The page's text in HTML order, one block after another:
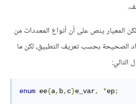
المعيار ينص على أن أنواع المعددات من
الصحيحة بحسب تعريف التطبيق، لكن ما
التالي:
enum ee{a, b, c}e_var, *ep;